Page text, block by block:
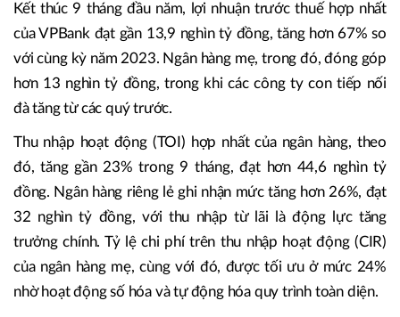
Kết thúc 9 tháng đầu năm, lợi nhuận trước thuế hợp nhất
của VPBank đạt gần 13,9 nghìn tỷ đồng, tăng hơn 67% so
với cùng kỳ năm 2023. Ngân hàng mẹ, trong đó, đóng góp
hơn 13 nghìn tỷ đồng, trong khi các công ty con tiếp nối
đà tăng từ các quý trước.
Thu nhập hoạt động (TOI) hợp nhất của ngân hàng, theo
đó, tăng gần 23% trong 9 tháng, đạt hơn 44,6 nghìn tỷ
đồng. Ngân hàng riêng lẻ ghi nhận mức tăng hơn 26%, đạt
32 nghìn tỷ đồng, với thu nhập từ lãi là động lực tăng
trưởng chính. Tỷ lệ chi phí trên thu nhập hoạt động (CIR)
của ngân hàng mẹ, cùng với đó, được tối ưu ở mức 24%
nhờ hoạt động số hóa và tự động hóa quy trình toàn diện.